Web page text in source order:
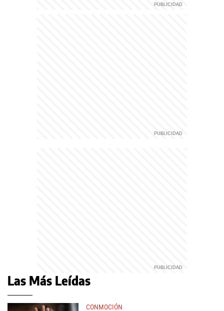
Las Más Leídas
CONMOCIÓN